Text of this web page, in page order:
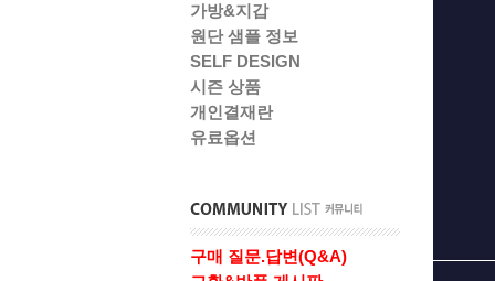
가방&지갑
원단 샘플 정보
SELF DESIGN
시즌 상품
개인결재란
유료옵션
구매 질문.답변(Q&A)